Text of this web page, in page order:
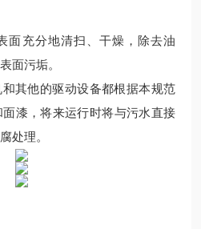
面充分地清扫、干燥，除去油
面污垢。
和其他的驱动设备都根据本规范
漆，将来运行时将与污水直接
处理。